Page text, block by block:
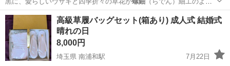
に美しく描かれた、…
茨城 水戸市 水戸駅 インテリア雑貨/小物 オルゴール
高級草履バッグセット(箱あり) 成人式 結婚式
晴れの日
8,000円
埼玉県 南浦和駅
7月22日